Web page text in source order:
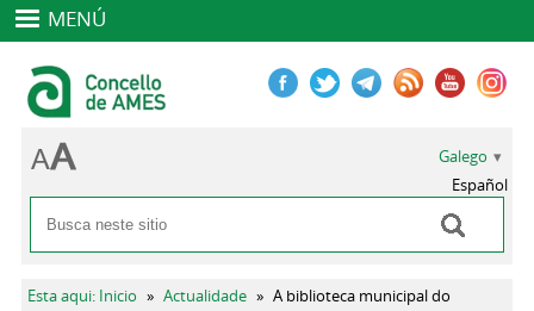
MENÚ
Formulario de busca
Buscar
Galego
Español
Vostede está aquí
Esta aqui: Inicio » Actualidade » A biblioteca municipal do